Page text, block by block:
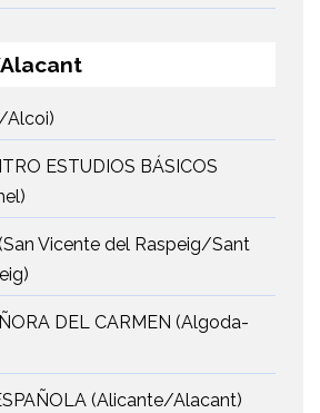
Alcoi)
ESTUDIOS BÁSICOS
Vicente del Raspeig/Sant
DEL CARMEN (Algoda-
(Alicante/Alacant)